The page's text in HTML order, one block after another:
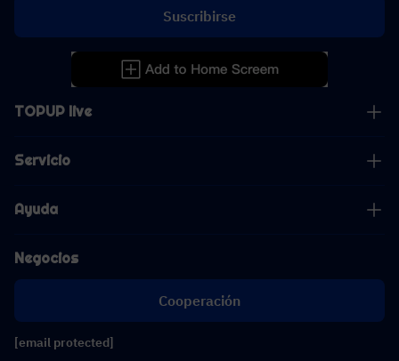
TOPUP live
Servicio
Ayuda
Negocios
Cooperación
[email protected]
Suscribirse